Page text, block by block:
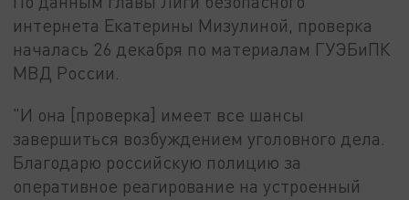
интернета Екатерины Мизулиной, проверка
началась 26 декабря по материалам ГУЭБиПК
МВД России.
"И она [проверка] имеет все шансы
завершиться возбуждением уголовного дела.
Благодарю российскую полицию за
оперативное реагирование на устроенный